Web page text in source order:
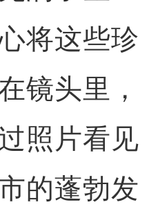
将这些珍
镜头里，
照片看见
的蓬勃发